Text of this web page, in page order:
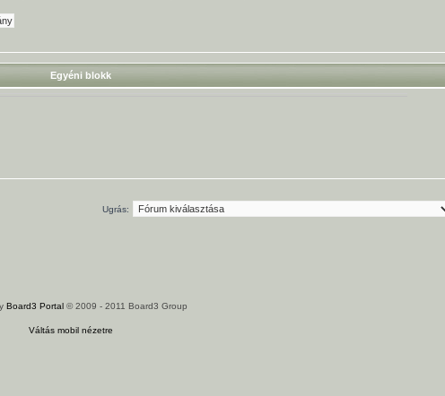
Egyéni blokk
Ugrás:
Board3 Portal © 2009 - 2011 Board3 Group
Váltás mobil nézetre